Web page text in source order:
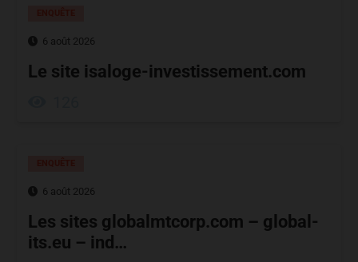
6 août 2026
Le site isaloge-investissement.com
6 août 2026
Les sites globalmtcorp.com – global-
its.eu – ind…